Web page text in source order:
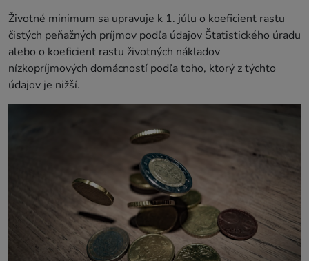
Životné minimum sa upravuje k 1. júlu o koeficient rastu
čistých peňažných príjmov podľa údajov Štatistického úradu
alebo o koeficient rastu životných nákladov
nízkopríjmových domácností podľa toho, ktorý z týchto
údajov je nižší.